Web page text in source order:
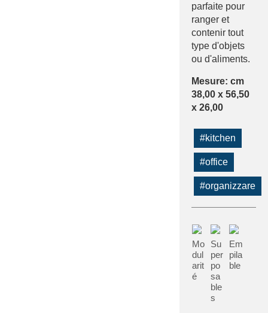
parfaite pour
ranger et
contenir tout
type d'objets
ou d'aliments.
Mesure: cm
38,00 x 56,50
x 26,00
#kitchen
#office
#organizzare
Mo
dul
arit
é
Su
per
po
sa
ble
s
Em
pila
ble